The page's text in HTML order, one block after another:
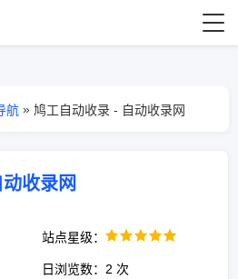
航 » 鸠工自动收录 - 自动收录网
收录网
站点星级：
日浏览数：2 次